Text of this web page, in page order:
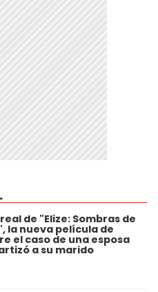
de "Elize: Sombras de
la nueva película de
el caso de una esposa
a su marido